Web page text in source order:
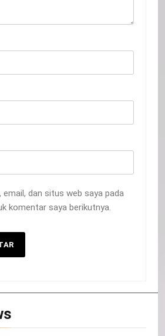
email, dan situs web saya pada
komentar saya berikutnya.
Selamat Hari Kebangkitan Nasional